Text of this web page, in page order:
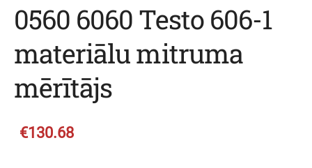
0560 6060 Testo 606-1
materiālu mitruma
mērītājs
€130.68